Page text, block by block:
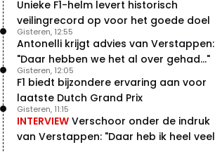
Unieke F1-helm levert historisch
veilingrecord op voor het goede doel
Antonelli krijgt advies van Verstappen:
"Daar hebben we het al over gehad..."
Gisteren, 12:55
F1 biedt bijzondere ervaring aan voor
laatste Dutch Grand Prix
Gisteren, 12:05
INTERVIEW Verschoor onder de indruk
van Verstappen: "Daar heb ik heel veel
Gisteren, 11:15